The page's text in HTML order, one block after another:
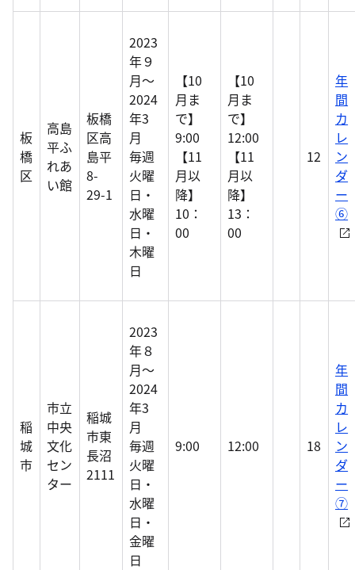
板
橋
区
高島
平ふ
れあ
い館
板橋
区高
島平
8-
29-1
2023
年９
月～
2024
年3
月
毎週
火曜
日・
水曜
日・
木曜
日
【10
月ま
で】
9:00
【11
月以
降】
10：
00
【10
月ま
で】
12:00
【11
月以
降】
13：
00
12
年
間
カ
レ
ン
ダ
ー
⑥
稲
城
市
市立
中央
文化
セン
ター
稲城
市東
長沼
2111
2023
年８
月～
2024
年3
月
毎週
火曜
日・
水曜
日・
金曜
日
9:00 12:00 18
年
間
カ
レ
ン
ダ
ー
⑦